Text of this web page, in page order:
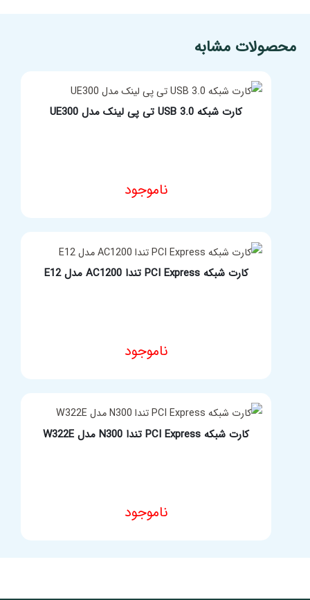
محصولات مشابه
کارت شبکه USB 3.0 تی پی لینک مدل UE300
ناموجود
کارت شبکه PCI Express تندا AC1200 مدل E12
ناموجود
کارت شبکه PCI Express تندا N300 مدل W322E
ناموجود